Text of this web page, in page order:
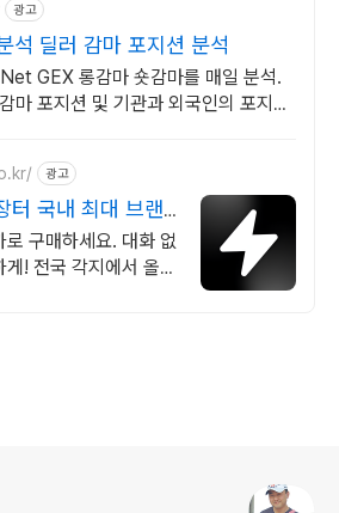
광고
석 딜러 감마 포지션 분석
GEX 롱감마 숏감마를 매일 분석.
마 포지션 및 기관과 외국인의 포지션
광고
터 국내 최대 브랜
구매하세요. 대화 없
! 전국 각지에서 올라